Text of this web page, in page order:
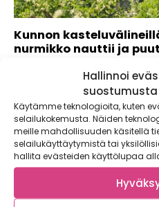
Hallinnoi
suostumusta
Käytämme teknologioita, kuten
selailukokemusta. Näiden
meille mahdollisuuden käsitellä
selailukäyttäytymistä tai
hallita evästeiden käyttölupaa
Kunnon
nurmikko nauttii ja
Kaupallinen yhteistyö: Fiskars
puuhaa koko kesän ajaksi. On